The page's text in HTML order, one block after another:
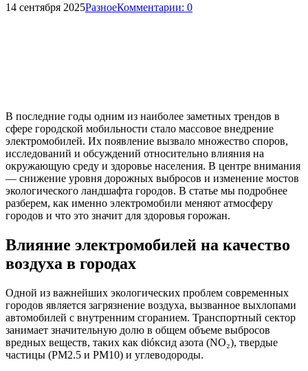
14 сентября 2025РазноеКомментарии: 0
В последние годы одним из наиболее заметных трендов в
сфере городской мобильности стало массовое внедрение
электромобилей. Их появление вызвало множество споров,
исследований и обсуждений относительно влияния на
окружающую среду и здоровье населения. В центре внимания
— снижение уровня дорожных выбросов и изменение мостов
экологического ландшафта городов. В статье мы подробнее
разберем, как именно электромобили меняют атмосферу
городов и что это значит для здоровья горожан.
Влияние электромобилей на качество
воздуха в городах
Одной из важнейших экологических проблем современных
городов является загрязнение воздуха, вызванное выхлопами
автомобилей с внутренним сгоранием. Транспортный сектор
занимает значительную долю в общем объеме выбросов
вредных веществ, таких как dióксид азота (NO₂), твердые
частицы (PM2.5 и PM10) и углеводороды.